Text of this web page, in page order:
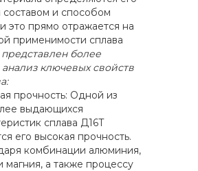
и способом
это прямо отражается на
применимости сплава
более
ключевых свойств
прочность: Одной из
выдающихся
сплава Д16Т
его высокая прочность.
комбинации алюминия,
магния, а также процессу